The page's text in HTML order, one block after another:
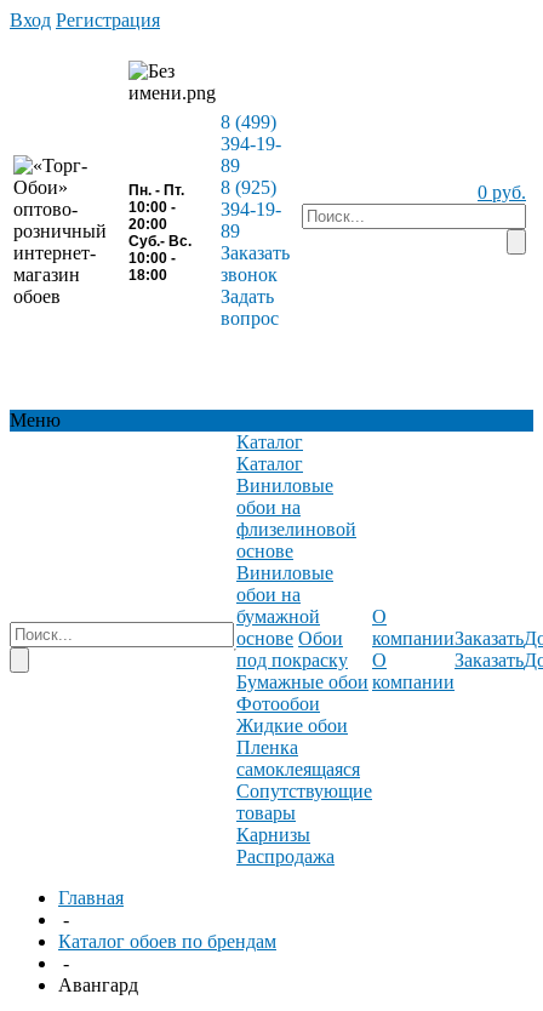
Вход Регистрация
Пн. - Пт.
10:00 -
20:00
Суб.- Вс.
10:00 -
18:00
8 (499)
394-19-
89
8 (925)
394-19-
89
Заказать
звонок
Задать
вопрос
0 руб.
Меню
Каталог
Каталог
Виниловые
обои на
флизелиновой
основе
Виниловые
обои на
бумажной
основе Обои
под покраску
Бумажные обои
Фотообои
Жидкие обои
Пленка
самоклеящаяся
Сопутствующие
товары
Карнизы
Распродажа
О
компании
О
компании
Заказать
Заказать
Главная
-
Каталог обоев по брендам
-
Авангард